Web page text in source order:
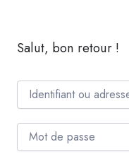
Salut, bon retour !